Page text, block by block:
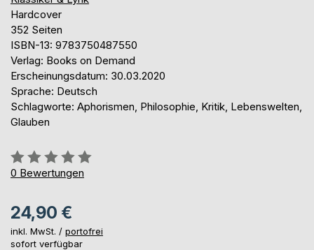
Hardcover
352 Seiten
ISBN-13: 9783750487550
Verlag: Books on Demand
Erscheinungsdatum: 30.03.2020
Sprache: Deutsch
Schlagworte: Aphorismen, Philosophie, Kritik, Lebenswelten,
Glauben
Bewertung::
0%
0 Bewertungen
24,90 €
inkl. MwSt. / portofrei
sofort verfügbar